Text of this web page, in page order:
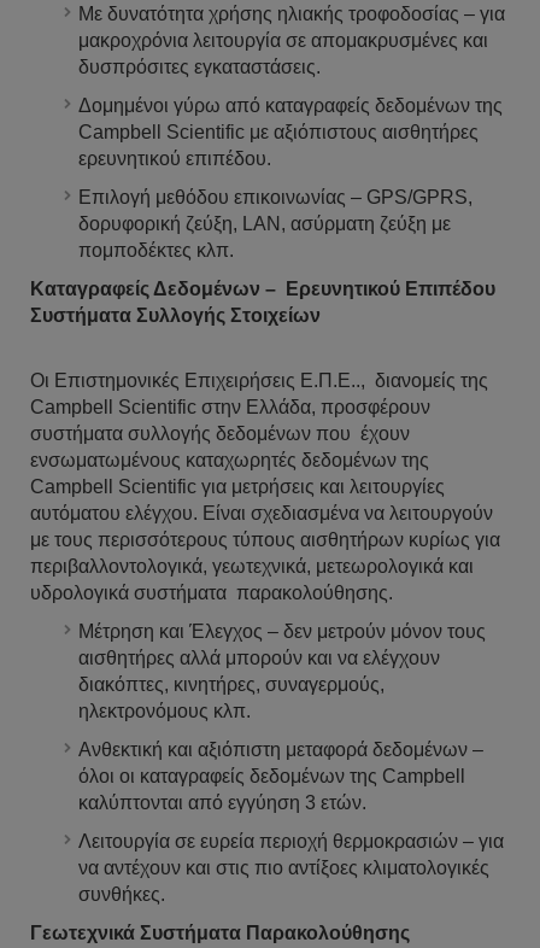
Με δυνατότητα χρήσης ηλιακής τροφοδοσίας – για
μακροχρόνια λειτουργία σε απομακρυσμένες και
δυσπρόσιτες εγκαταστάσεις.
Δομημένοι γύρω από καταγραφείς δεδομένων της
Campbell Scientific με αξιόπιστους αισθητήρες
ερευνητικού επιπέδου.
Επιλογή μεθόδου επικοινωνίας – GPS/GPRS,
δορυφορική ζεύξη, LAN, ασύρματη ζεύξη με
πομποδέκτες κλπ.
Καταγραφείς Δεδομένων – Ερευνητικού Επιπέδου
Συστήματα Συλλογής Στοιχείων
Οι Επιστημονικές Επιχειρήσεις Ε.Π.Ε.., διανομείς της
Campbell Scientific στην Ελλάδα, προσφέρουν
συστήματα συλλογής δεδομένων που έχουν
ενσωματωμένους καταχωρητές δεδομένων της
Campbell Scientific για μετρήσεις και λειτουργίες
αυτόματου ελέγχου. Είναι σχεδιασμένα να λειτουργούν
με τους περισσότερους τύπους αισθητήρων κυρίως για
περιβαλλοντολογικά, γεωτεχνικά, μετεωρολογικά και
υδρολογικά συστήματα παρακολούθησης.
Μέτρηση και Έλεγχος – δεν μετρούν μόνον τους
αισθητήρες αλλά μπορούν και να ελέγχουν
διακόπτες, κινητήρες, συναγερμούς,
ηλεκτρονόμους κλπ.
Ανθεκτική και αξιόπιστη μεταφορά δεδομένων –
όλοι οι καταγραφείς δεδομένων της Campbell
καλύπτονται από εγγύηση 3 ετών.
Λειτουργία σε ευρεία περιοχή θερμοκρασιών – για
να αντέχουν και στις πιο αντίξοες κλιματολογικές
συνθήκες.
Γεωτεχνικά Συστήματα Παρακολούθησης